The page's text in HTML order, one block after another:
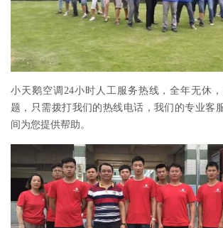
小天鹅空调24小时人工服务热线，全年无休
题，只需拨打我们的热线电话，我们的专业客
间为您提供帮助。